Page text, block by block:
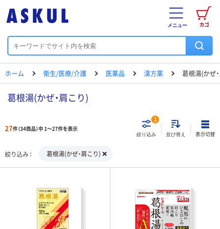
カゴ
メニュー
ホーム 衛生/医療/介護 医薬品 漢方薬 葛根湯(かぜ
葛根湯(かぜ・肩こり)
27件（34商品）中 1～27件を表示
絞り込み
1
並び替え 表示切替
絞り込み 葛根湯(かぜ・肩こり)